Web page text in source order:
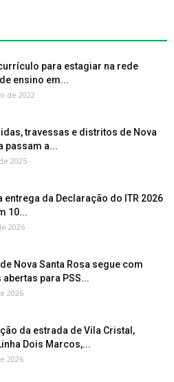
para estagiar na rede
ensino em...
de 2022
travessas e distritos de Nova
passam a...
2025
entrega da Declaração do ITR 2026
10...
2026
Nova Santa Rosa segue com
para PSS...
2026
da estrada de Vila Cristal,
Dois Marcos,...
2026